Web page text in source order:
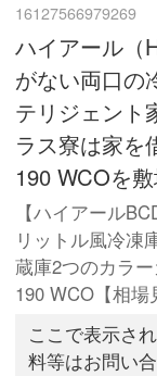
16127566979269
ハイアール（
がない両口の
テリジェント
ラス寮は家を
190 WCOを敷
【ハイアール
リットル風冷凍
蔵庫2つのカラ
190 WCO【相
ここで表示さ
料等はお問い